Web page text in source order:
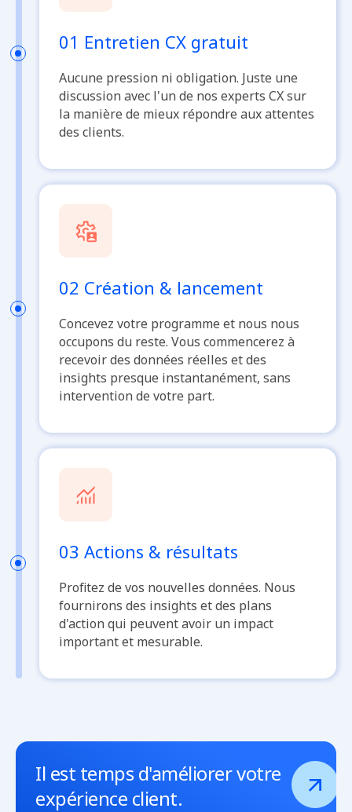
01 Entretien CX gratuit
Aucune pression ni obligation. Juste une
discussion avec l'un de nos experts CX sur
la manière de mieux répondre aux attentes
des clients.
02 Création & lancement
Concevez votre programme et nous nous
occupons du reste. Vous commencerez à
recevoir des données réelles et des
insights presque instantanément, sans
intervention de votre part.
03 Actions & résultats
Profitez de vos nouvelles données. Nous
fournirons des insights et des plans
d'action qui peuvent avoir un impact
important et mesurable.
Il est temps d'améliorer votre
expérience client.